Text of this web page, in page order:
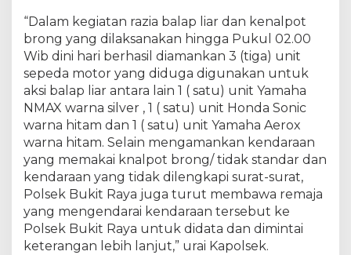
r
i
f
i
n
A
h
m
P
e
k
a
n
“Dalam kegiatan razia balap liar dan kenalpot
brong yang dilaksanakan hingga Pukul 02.00
Wib dini hari berhasil diamankan 3 (tiga) unit
sepeda motor yang diduga digunakan untuk
aksi balap liar antara lain 1 ( satu) unit Yamaha
NMAX warna silver , 1 ( satu) unit Honda Sonic
warna hitam dan 1 ( satu) unit Yamaha Aerox
warna hitam. Selain mengamankan kendaraan
yang memakai knalpot brong/ tidak standar dan
kendaraan yang tidak dilengkapi surat-surat,
Polsek Bukit Raya juga turut membawa remaja
yang mengendarai kendaraan tersebut ke
Polsek Bukit Raya untuk didata dan dimintai
keterangan lebih lanjut,” urai Kapolsek.